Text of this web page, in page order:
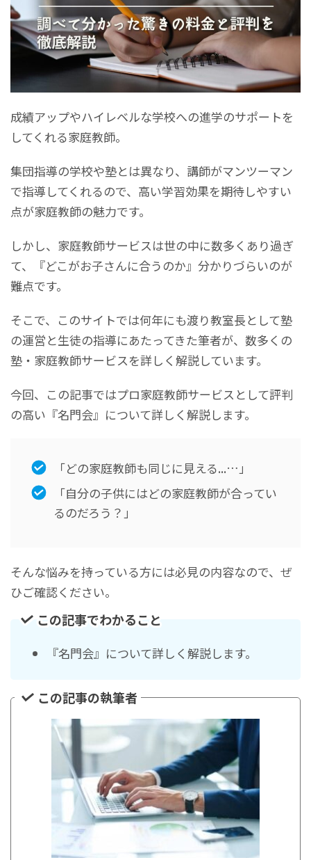
成績アップやハイレベルな学校への進学のサポートを
してくれる家庭教師。
集団指導の学校や塾とは異なり、講師がマンツーマン
で指導してくれるので、高い学習効果を期待しやすい
点が家庭教師の魅力です。
しかし、家庭教師サービスは世の中に数多くあり過ぎ
て、『どこがお子さんに合うのか』分かりづらいのが
難点です。
そこで、このサイトでは何年にも渡り教室長として塾
の運営と生徒の指導にあたってきた筆者が、数多くの
塾・家庭教師サービスを詳しく解説しています。
今回、この記事ではプロ家庭教師サービスとして評判
の高い『名門会』について詳しく解説します。
「どの家庭教師も同じに見える...…」
「自分の子供にはどの家庭教師が合ってい
るのだろう？」
そんな悩みを持っている方には必見の内容なので、ぜ
ひご確認ください。
この記事でわかること
『名門会』について詳しく解説します。
この記事の執筆者